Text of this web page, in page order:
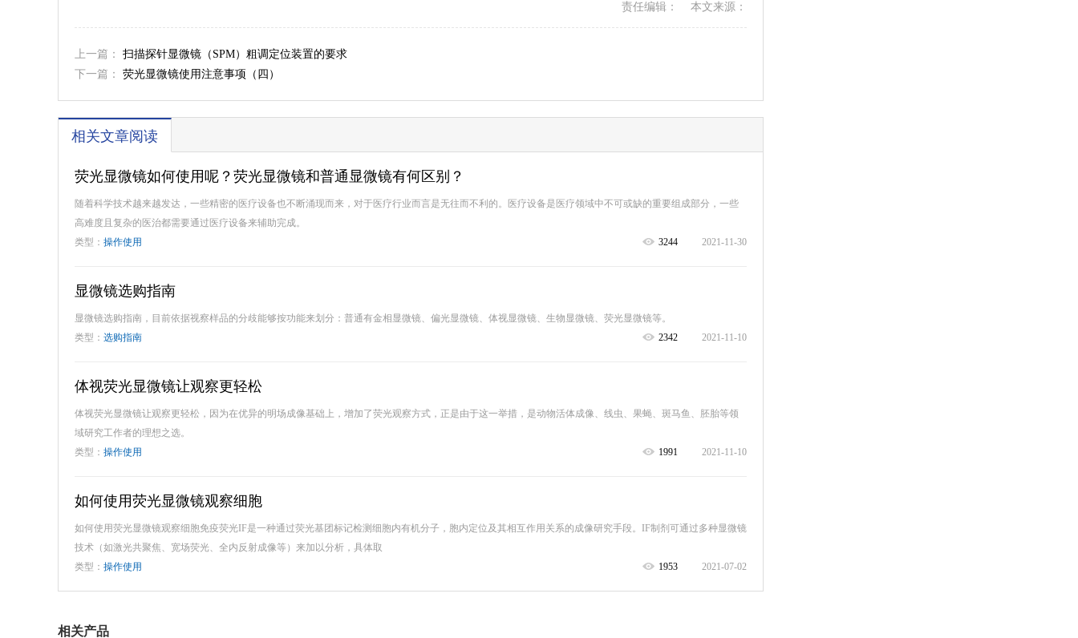
责任编辑： 本文来源：
上一篇： 扫描探针显微镜（SPM）粗调定位装置的要求
下一篇： 荧光显微镜使用注意事项（四）
相关文章阅读
荧光显微镜如何使用呢？荧光显微镜和普通显微镜有何区别？
随着科学技术越来越发达，一些精密的医疗设备也不断涌现而来，对于医疗行业而言是无往而不利的。医疗设备是医疗领域中不可或缺的重要组成部分，一些
高难度且复杂的医治都需要通过医疗设备来辅助完成。
类型： 操作使用 2021-11-30
3244
显微镜选购指南
显微镜选购指南，目前依据视察样品的分歧能够按功能来划分：普通有金相显微镜、偏光显微镜、体视显微镜、生物显微镜、荧光显微镜等。
类型： 选购指南 2021-11-10
2342
体视荧光显微镜让观察更轻松
体视荧光显微镜让观察更轻松，因为在优异的明场成像基础上，增加了荧光观察方式，正是由于这一举措，是动物活体成像、线虫、果蝇、斑马鱼、胚胎等领
域研究工作者的理想之选。
类型： 操作使用 2021-11-10
1991
如何使用荧光显微镜观察细胞
如何使用荧光显微镜观察细胞免疫荧光IF是一种通过荧光基团标记检测细胞内有机分子，胞内定位及其相互作用关系的成像研究手段。IF制剂可通过多种显微镜
技术（如激光共聚焦、宽场荧光、全内反射成像等）来加以分析，具体取
类型： 操作使用 2021-07-02
1953
相关产品